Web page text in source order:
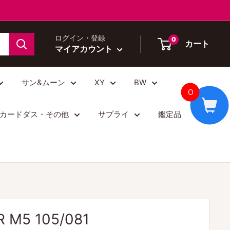
ログイン・登録
マイアカウント
0 カート
サン&ムーン XY BW
カードダス・その他 サプライ 鑑定品
M5 105/081
0